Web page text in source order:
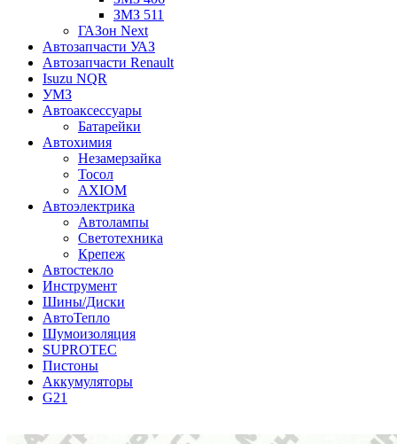
ЗМЗ 511
ГАЗон Next
Автозапчасти УАЗ
Автозапчасти Renault
Isuzu NQR
УМЗ
Автоаксессуары
Батарейки
Автохимия
Незамерзайка
Тосол
AXIOM
Автоэлектрика
Автолампы
Светотехника
Крепеж
Автостекло
Инструмент
Шины/Диски
АвтоТепло
Шумоизоляция
SUPROTEC
Пистоны
Аккумуляторы
G21